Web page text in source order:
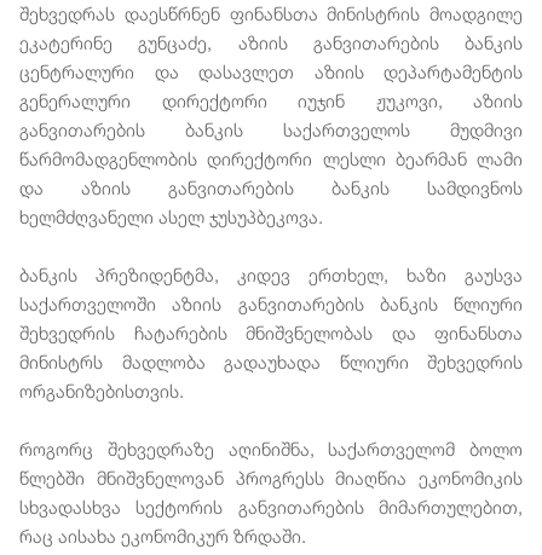
შეხვედრას დაესწრნენ ფინანსთა მინისტრის მოადგილე
ეკატერინე გუნცაძე, აზიის განვითარების ბანკის
ცენტრალური და დასავლეთ აზიის დეპარტამენტის
გენერალური დირექტორი იუჯინ ჟუკოვი, აზიის
განვითარების ბანკის საქართველოს მუდმივი
წარმომადგენლობის დირექტორი ლესლი ბეარმან ლამი
და აზიის განვითარების ბანკის სამდივნოს
ხელმძღვანელი ასელ ჯუსუპბეკოვა.
ბანკის პრეზიდენტმა, კიდევ ერთხელ, ხაზი გაუსვა
საქართველოში აზიის განვითარების ბანკის წლიური
შეხვედრის ჩატარების მნიშვნელობას და ფინანსთა
მინისტრს მადლობა გადაუხადა წლიური შეხვედრის
ორგანიზებისთვის.
როგორც შეხვედრაზე აღინიშნა, საქართველომ ბოლო
წლებში მნიშვნელოვან პროგრესს მიაღწია ეკონომიკის
სხვადასხვა სექტორის განვითარების მიმართულებით,
რაც აისახა ეკონომიკურ ზრდაში.